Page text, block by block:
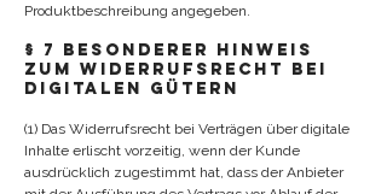
Produktbeschreibung angegeben.
§ 7 Besonderer Hinweis
zum Widerrufsrecht bei
digitalen Gütern
(1) Das Widerrufsrecht bei Verträgen über digitale
Inhalte erlischt vorzeitig, wenn der Kunde
ausdrücklich zugestimmt hat, dass der Anbieter